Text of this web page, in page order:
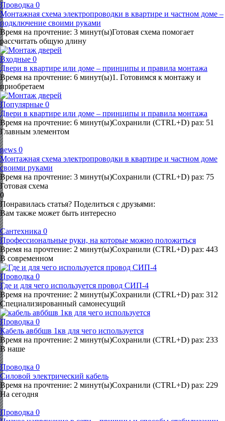
Проводка 0
Монтажная схема электропроводки в квартире и частном доме –
подключение своими руками
Время на прочтение: 3 минут(ы)Готовая схема помогает
рассчитать общую длину
Входные 0
Двери в квартире или доме – принципы и правила монтажа
Время на прочтение: 6 минут(ы)1. Готовимся к монтажу и
приобретаем
Популярные 0
Двери в квартире или доме – принципы и правила монтажа
Время на прочтение: 6 минут(ы)Сохранили (CTRL+D) раз: 51
Главным элементом
news 0
Монтажная схема электропроводки в квартире и частном доме
своими руками
Время на прочтение: 3 минут(ы)Сохранили (CTRL+D) раз: 75
Готовая схема
0
Понравилась статья? Поделиться с друзьями:
Вам также может быть интересно
Сантехника 0
Профессиональные руки, на которые можно положиться
Время на прочтение: 2 минут(ы)Сохранили (CTRL+D) раз: 443
В современном
Проводка 0
Где и для чего используется провод СИП-4
Время на прочтение: 2 минут(ы)Сохранили (CTRL+D) раз: 312
Специализированный самонесущий
Проводка 0
Кабель авббшв 1кв для чего используется
Время на прочтение: 2 минут(ы)Сохранили (CTRL+D) раз: 233
В наше
Проводка 0
Силовой электрический кабель
Время на прочтение: 2 минут(ы)Сохранили (CTRL+D) раз: 229
На сегодня
Проводка 0